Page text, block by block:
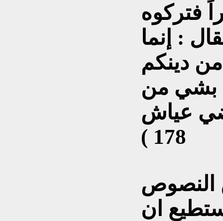
فتركوه
: إنما
دينكم
بشي من
عياش
178 )
النصوص
ان